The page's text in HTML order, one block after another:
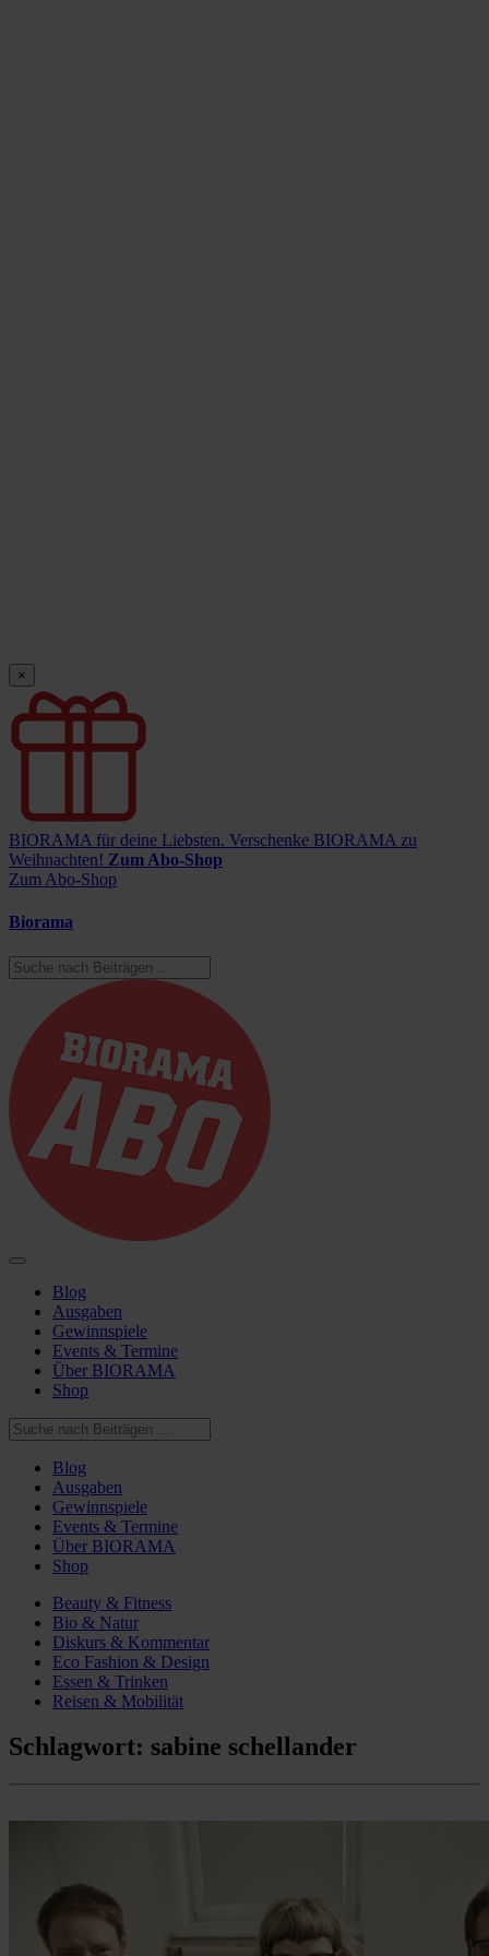
×
BIORAMA für deine Liebsten. Verschenke BIORAMA zu
Weihnachten! Zum Abo-Shop
Zum Abo-Shop
Biorama
Blog
Ausgaben
Gewinnspiele
Events & Termine
Über BIORAMA
Shop
Blog
Ausgaben
Gewinnspiele
Events & Termine
Über BIORAMA
Shop
Beauty & Fitness
Bio & Natur
Diskurs & Kommentar
Eco Fashion & Design
Essen & Trinken
Reisen & Mobilität
Schlagwort: sabine schellander